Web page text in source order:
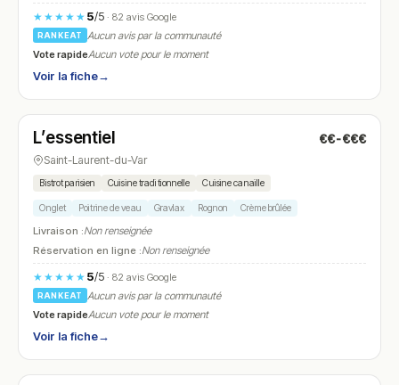
★★★★★ 5/5· 82 avis Google
RANKEAT
Aucun avis par la communauté
Vote rapideAucun vote pour le moment
Voir la fiche→
N° 18
L’essentiel €€-€€€
Saint-Laurent-du-Var
Bistrot parisien Cuisine traditionnelle Cuisine canaille
Onglet Poitrine de veau Gravlax Rognon Crème brûlée
Livraison :Non renseignée
Réservation en ligne :Non renseignée
★★★★★ 5/5· 82 avis Google
RANKEAT
Aucun avis par la communauté
Vote rapideAucun vote pour le moment
Voir la fiche→